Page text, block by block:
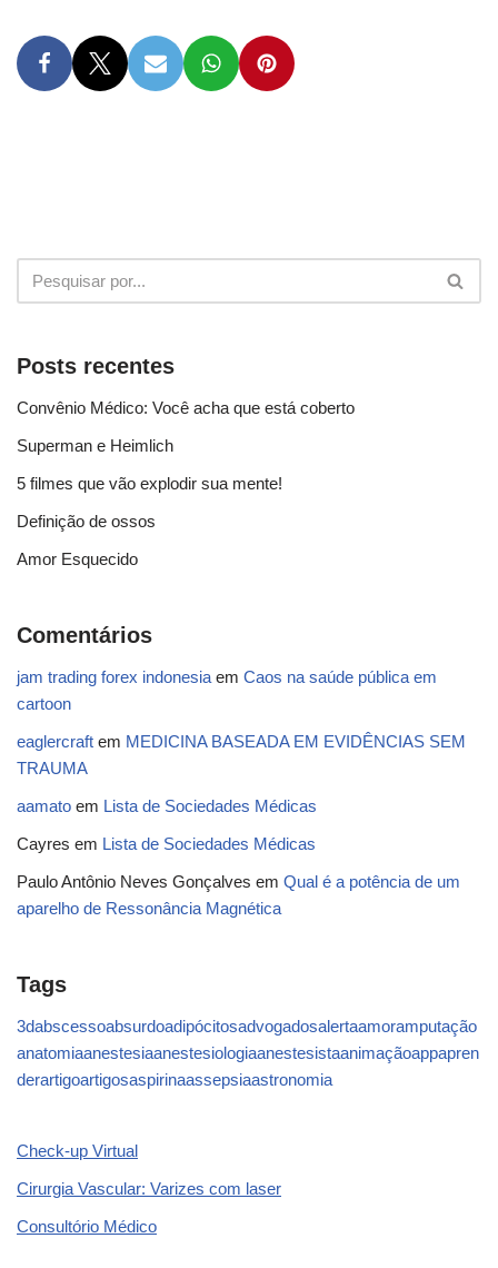
Posts recentes
Convênio Médico: Você acha que está coberto
Superman e Heimlich
5 filmes que vão explodir sua mente!
Definição de ossos
Amor Esquecido
Comentários
jam trading forex indonesia em Caos na saúde pública em
cartoon
eaglercraft em MEDICINA BASEADA EM EVIDÊNCIAS SEM
TRAUMA
aamato em Lista de Sociedades Médicas
Cayres em Lista de Sociedades Médicas
Paulo Antônio Neves Gonçalves em Qual é a potência de um
aparelho de Ressonância Magnética
Tags
3dabscessoabsurdoadipócitosadvogadosalertaamoramputação
anatomiaanestesiaanestesiologiaanestesistaanimaçãoappapren
derartigoartigosaspirinaassepsiaastronomia
Check-up Virtual
Cirurgia Vascular: Varizes com laser
Consultório Médico